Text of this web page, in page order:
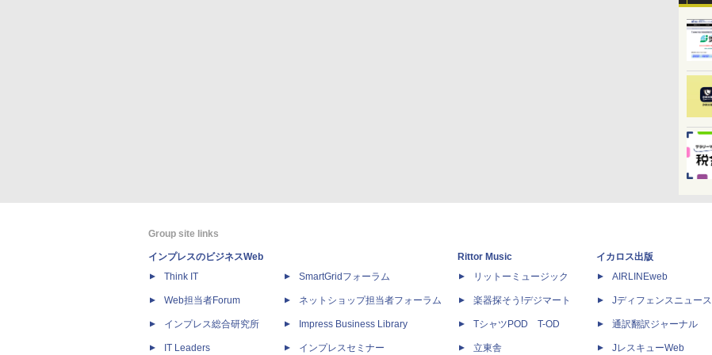
Group site links
インプレスのビジネスWeb
Think IT
Web担当者Forum
インプレス総合研究所
IT Leaders
SmartGridフォーラム
ネットショップ担当者フォーラム
Impress Business Library
インプレスセミナー
Rittor Music
リットーミュージック
楽器探そう!デジマート
TシャツPOD T-OD
立東舎
イカロス出版
AIRLINEweb
Jディフェンスニュース
通訳翻訳ジャーナル
JレスキューWeb